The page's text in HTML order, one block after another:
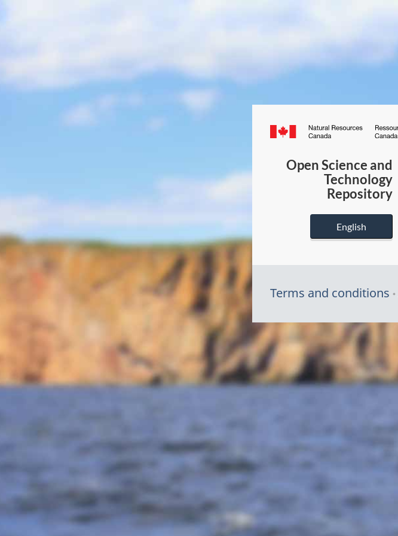
Canada.ca
Open Science and
Technology
Repository
English
Terms and conditions